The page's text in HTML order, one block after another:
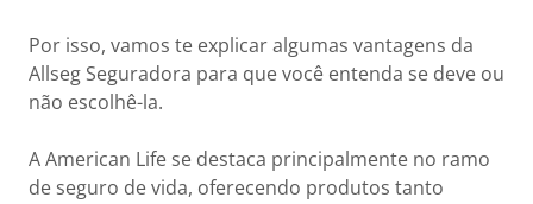
Por isso, vamos te explicar algumas vantagens da
Allseg Seguradora para que você entenda se deve ou
não escolhê-la.
A American Life se destaca principalmente no ramo
de seguro de vida, oferecendo produtos tanto